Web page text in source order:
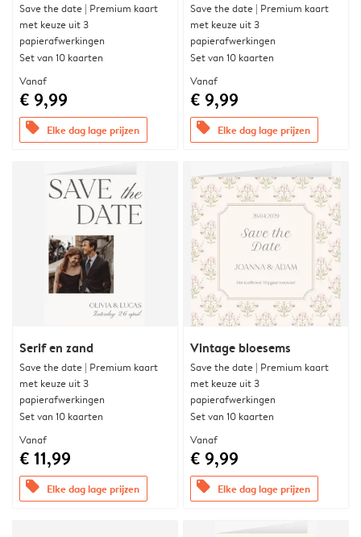
Save the date | Premium kaart
met keuze uit 3
papierafwerkingen
Set van 10 kaarten
Vanaf
€ 9,99
offers Elke dag lage prijzen
Save the date | Premium kaart
met keuze uit 3
papierafwerkingen
Set van 10 kaarten
Vanaf
€ 9,99
offers Elke dag lage prijzen
Serif en zand
Save the date | Premium kaart
met keuze uit 3
papierafwerkingen
Set van 10 kaarten
Vanaf
€ 11,99
offers Elke dag lage prijzen
Vintage bloesems
Save the date | Premium kaart
met keuze uit 3
papierafwerkingen
Set van 10 kaarten
Vanaf
€ 9,99
offers Elke dag lage prijzen